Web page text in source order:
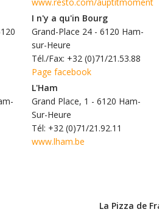
www.resto.com/auptitmoment
I n'y a qu'in Bourg
Grand-Place 24 - 6120 Ham-
sur-Heure
Tél./Fax: +32 (0)71/21.53.88
Page facebook
L'Ham
Grand Place, 1 - 6120 Ham-
Sur-Heure
Tél: +32 (0)71/21.92.11
www.lham.be
La Pizza de